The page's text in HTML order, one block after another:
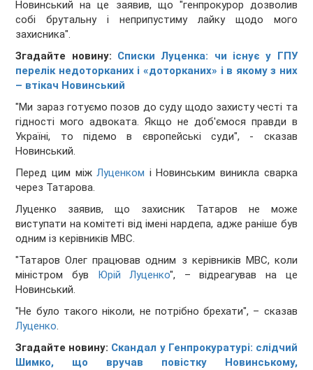
Новинський на це заявив, що "генпрокурор дозволив
собі брутальну і неприпустиму лайку щодо мого
захисника".
Згадайте новину: Списки Луценка: чи існує у ГПУ
перелік недоторканих і «доторканих» і в якому з них
– втікач Новинський
"Ми зараз готуємо позов до суду щодо захисту честі та
гідності мого адвоката. Якщо не доб'ємося правди в
Україні, то підемо в європейські суди", - сказав
Новинський.
Перед цим міжЛуценком і Новинським виникла сварка
через Татарова.
Луценко заявив, що захисник Татаров не може
виступати на комітеті від імені нардепа, адже раніше був
одним із керівників МВС.
"Татаров Олег працював одним з керівників МВС, коли
міністром був Юрій Луценко", – відреагував на це
Новинський.
"Не було такого ніколи, не потрібно брехати", – сказав
Луценко.
Згадайте новину: Скандал у Генпрокуратурі: слідчий
Шимко, що вручав повістку Новинському,